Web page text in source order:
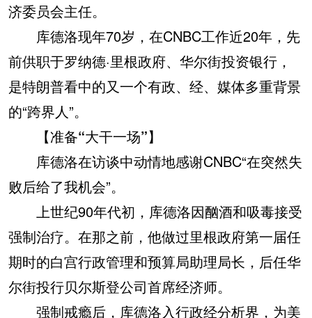
济委员会主任。
库德洛现年70岁，在CNBC工作近20年，先
前供职于罗纳德·里根政府、华尔街投资银行，
是特朗普看中的又一个有政、经、媒体多重背景
的“跨界人”。
【准备“大干一场”】
库德洛在访谈中动情地感谢CNBC“在突然失
败后给了我机会”。
上世纪90年代初，库德洛因酗酒和吸毒接受
强制治疗。在那之前，他做过里根政府第一届任
期时的白宫行政管理和预算局助理局长，后任华
尔街投行贝尔斯登公司首席经济师。
强制戒瘾后，库德洛入行政经分析界，为美